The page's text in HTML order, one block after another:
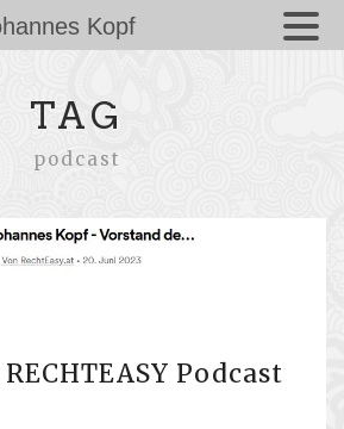
TAG
podcast
Podcast
Kopf